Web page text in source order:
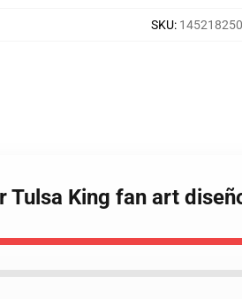
SKU:
Tulsa King fan art